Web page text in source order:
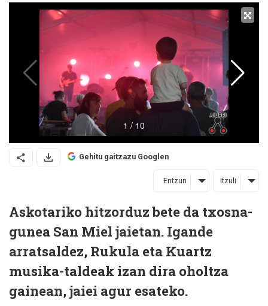
Gehitu gaitzazu Googlen
Entzun Itzuli
Askotariko hitzorduz bete da txosna-
gunea San Miel jaietan. Igande
arratsaldez, Rukula eta Kuartz
musika-taldeak izan dira oholtza
gainean, jaiei agur esateko.